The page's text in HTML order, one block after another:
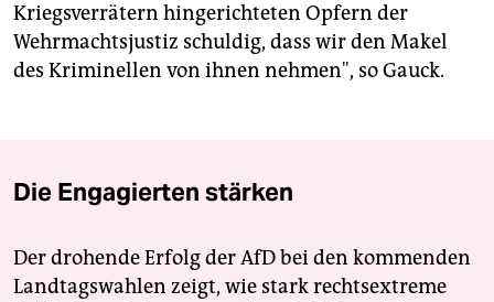
Kriegsverrätern hingerichteten Opfern der
Wehrmachtsjustiz schuldig, dass wir den Makel
des Kriminellen von ihnen nehmen", so Gauck.
Die Engagierten stärken
Der drohende Erfolg der AfD bei den kommenden
Landtagswahlen zeigt, wie stark rechtsextreme